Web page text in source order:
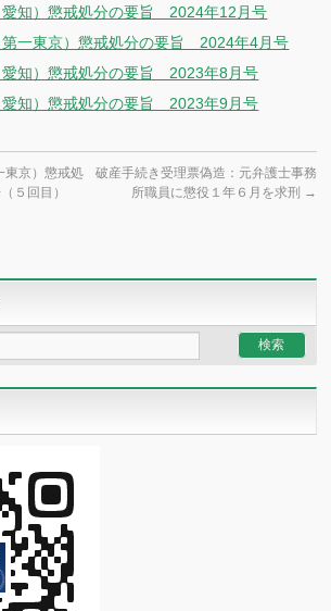
愛知）懲戒処分の要旨 2024年12月号
第一東京）懲戒処分の要旨 2024年4月号
愛知）懲戒処分の要旨 2023年8月号
愛知）懲戒処分の要旨 2023年9月号
東京）懲戒処
５回目）
破産手続き受理票偽造：元弁護士事務
所職員に懲役１年６月を求刑 →